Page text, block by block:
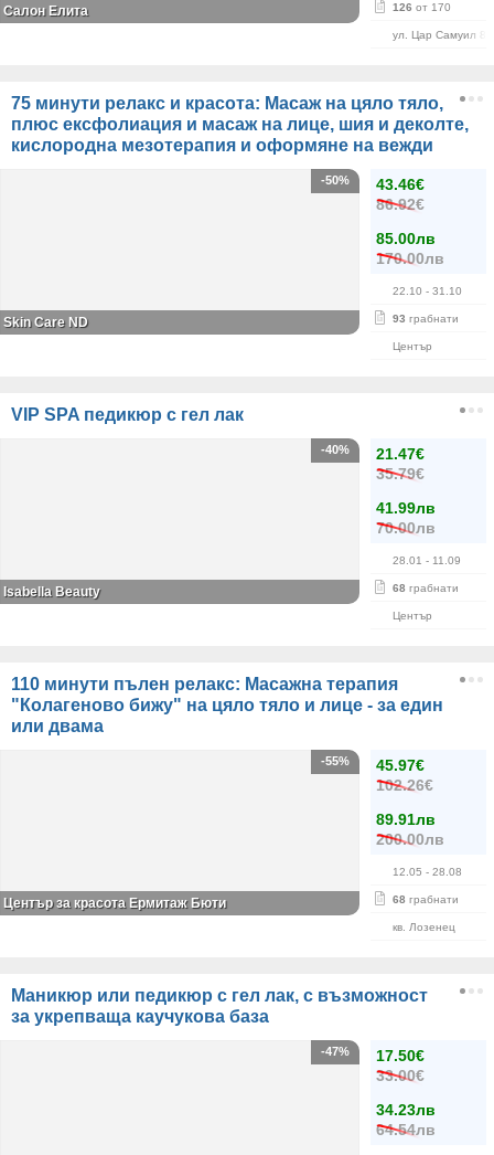
126 от 170
ул. Цар Самуил 84
Салон Елита
75 минути релакс и красота: Масаж на цяло тяло,
плюс ексфолиация и масаж на лице, шия и деколте,
кислородна мезотерапия и оформяне на вежди
43.46€
86.92€
85.00лв
170.00лв
22.10 - 31.10
93 грабнати
Център
-50%
Skin Care ND
VIP SPA педикюр с гел лак
21.47€
35.79€
41.99лв
70.00лв
28.01 - 11.09
68 грабнати
Център
-40%
Isabella Beauty
110 минути пълен релакс: Масажна терапия
"Колагеново бижу" на цяло тяло и лице - за един
или двама
45.97€
102.26€
89.91лв
200.00лв
12.05 - 28.08
68 грабнати
кв. Лозенец
-55%
Център за красота Ермитаж Бюти
Маникюр или педикюр с гел лак, с възможност
за укрепваща каучукова база
17.50€
33.00€
34.23лв
64.54лв
-47%